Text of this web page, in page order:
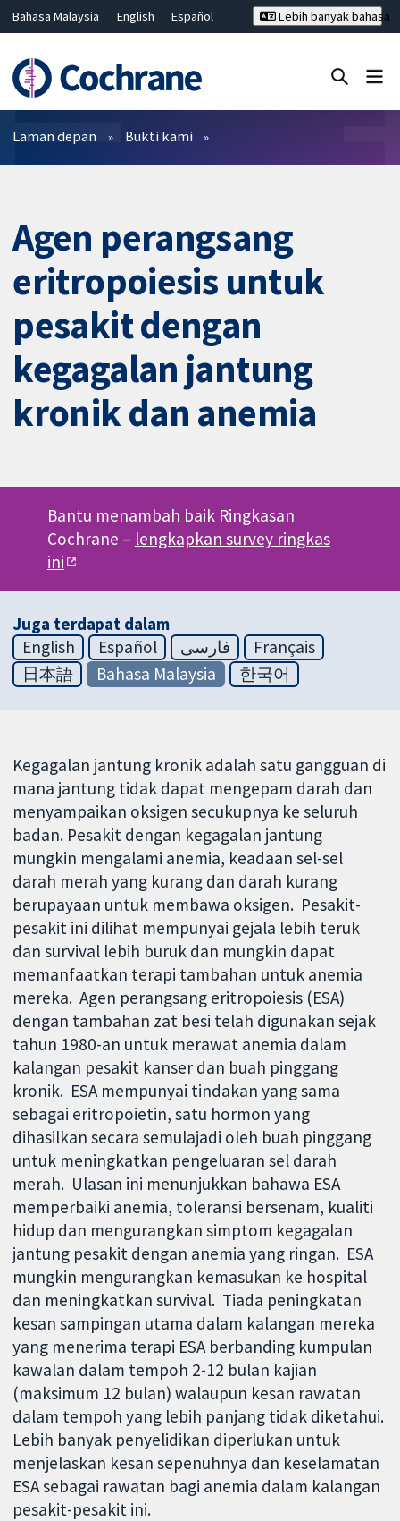
Bahasa Malaysia English
Español
Hrvatski
Deutsch ไทย
繁體中文
简体中文
Lebih banyak bahasa
Penapis
Laman depan Bukti kami
Agen perangsang
eritropoiesis untuk
pesakit dengan
kegagalan jantung
kronik dan anemia
Bantu menambah baik Ringkasan
Cochrane – lengkapkan survey ringkas
ini
Juga terdapat dalam
English
Español فارسی
Français
日本語
Bahasa Malaysia 한국어
Kegagalan jantung kronik adalah satu gangguan di
mana jantung tidak dapat mengepam darah dan
menyampaikan oksigen secukupnya ke seluruh
badan. Pesakit dengan kegagalan jantung
mungkin mengalami anemia, keadaan sel-sel
darah merah yang kurang dan darah kurang
berupayaan untuk membawa oksigen. Pesakit-
pesakit ini dilihat mempunyai gejala lebih teruk
dan survival lebih buruk dan mungkin dapat
memanfaatkan terapi tambahan untuk anemia
mereka. Agen perangsang eritropoiesis (ESA)
dengan tambahan zat besi telah digunakan sejak
tahun 1980-an untuk merawat anemia dalam
kalangan pesakit kanser dan buah pinggang
kronik. ESA mempunyai tindakan yang sama
sebagai eritropoietin, satu hormon yang
dihasilkan secara semulajadi oleh buah pinggang
untuk meningkatkan pengeluaran sel darah
merah. Ulasan ini menunjukkan bahawa ESA
memperbaiki anemia, toleransi bersenam, kualiti
hidup dan mengurangkan simptom kegagalan
jantung pesakit dengan anemia yang ringan. ESA
mungkin mengurangkan kemasukan ke hospital
dan meningkatkan survival. Tiada peningkatan
kesan sampingan utama dalam kalangan mereka
yang menerima terapi ESA berbanding kumpulan
kawalan dalam tempoh 2-12 bulan kajian
(maksimum 12 bulan) walaupun kesan rawatan
dalam tempoh yang lebih panjang tidak diketahui.
Lebih banyak penyelidikan diperlukan untuk
menjelaskan kesan sepenuhnya dan keselamatan
ESA sebagai rawatan bagi anemia dalam kalangan
pesakit-pesakit ini.